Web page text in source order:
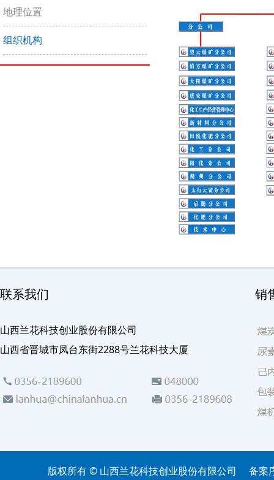
地理位置
组织机构
联系我们
山西兰花科技创业股份有限公司
山西省晋城市凤台东街2288号兰花科技大厦
销
版权所有 © 山西兰花科技创业股份有限公司 备案